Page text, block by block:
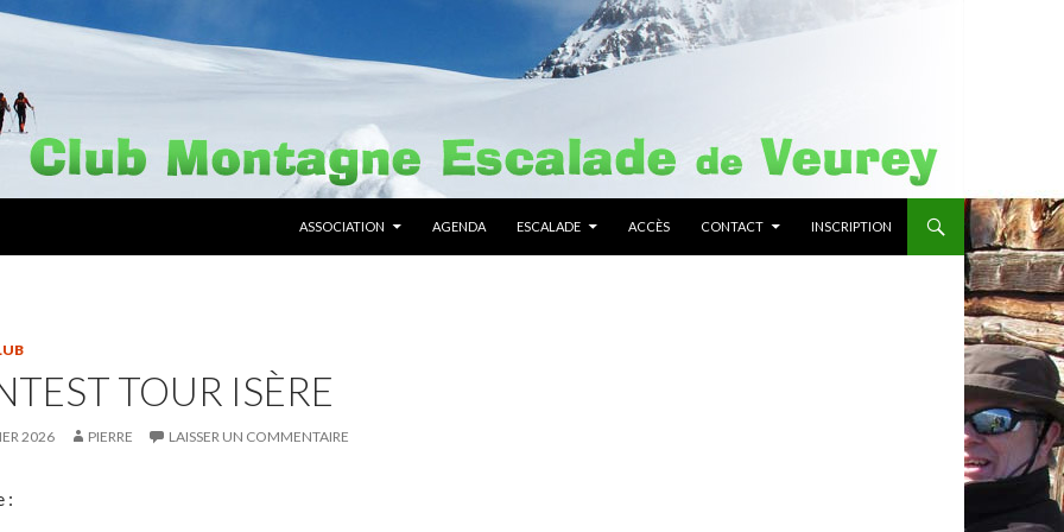
ASSOCIATION
AGENDA ESCALADE ACCÈS CONTACT INSCRIPTION
TOUR ISÈRE
2026 PIERRE LAISSER UN COMMENTAIRE
: